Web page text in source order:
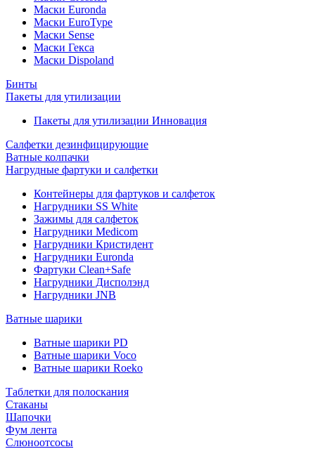
Маски Euronda
Маски EuroType
Маски Sense
Маски Гекса
Маски Dispoland
Бинты
Пакеты для утилизации
Пакеты для утилизации Инновация
Салфетки дезинфицирующие
Ватные колпачки
Нагрудные фартуки и салфетки
Контейнеры для фартуков и салфеток
Нагрудники SS White
Зажимы для салфеток
Нагрудники Medicom
Нагрудники Кристидент
Нагрудники Euronda
Фартуки Clean+Safe
Нагрудники Дисполэнд
Нагрудники JNB
Ватные шарики
Ватные шарики PD
Ватные шарики Voco
Ватные шарики Roeko
Таблетки для полоскания
Стаканы
Шапочки
Фум лента
Слюноотсосы